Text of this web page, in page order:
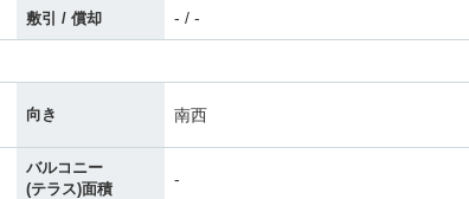
敷引 / 償却 - / -
向き 南西
バルコニー
(テラス)面積
-